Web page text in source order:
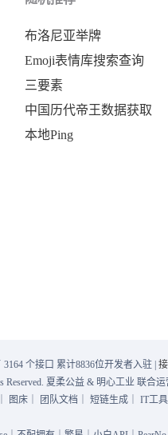
布洛尼亚举牌
Emoji表情库搜索查询
三要素
中国历代帝王数据获取
本地Ping
个接口 累计8836位开发者入驻 |
Reserved. 夏柔公益 & 明心工业 联合
图床 团队文档 短链生成 IT工